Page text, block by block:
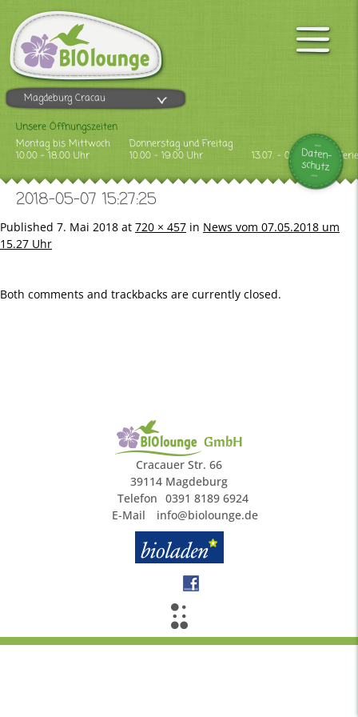
Magdeburg Cracau
Unsere Öffnungszeiten
Montag bis Mittwoch
10.00 - 18.00 Uhr
Donnerstag und Freitag
10.00 - 19.00 Uhr
13.07. - 09.08.2026
Daten-
schutz
2018-05-07 15:27:25
Published 7. Mai 2018 at 720 × 457 in News vom 07.05.2018 um
15.27 Uhr
Both comments and trackbacks are currently closed.
GmbH
Cracauer Str. 66
39114 Magdeburg
Telefon 0391 8189 6924
E-Mail
info@biolounge.de